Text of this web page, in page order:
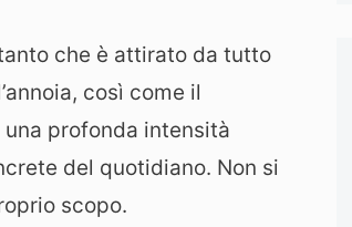
che è attirato da tutto
così come il
profonda intensità
del quotidiano. Non si
scopo.